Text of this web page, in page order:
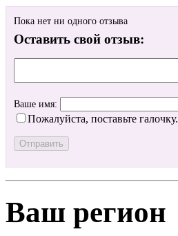
Пока нет ни одного отзыва
Оставить свой отзыв:
Ваше имя:
Пожалуйста, поставьте галочку.
Ваш регион